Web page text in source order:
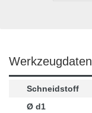
Werkzeugdaten
Schneidstoff
Ø d1